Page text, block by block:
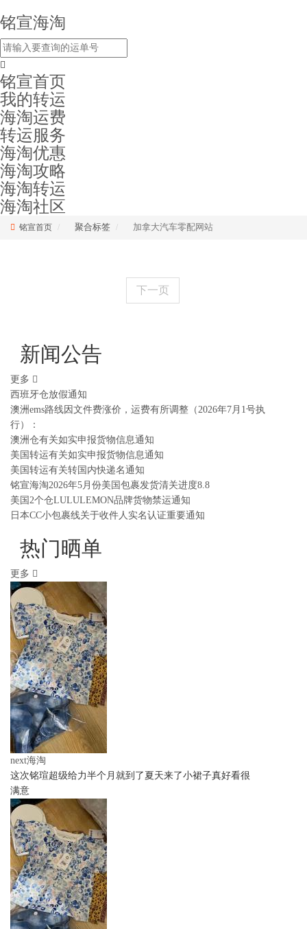
铭宣海淘
铭宣首页
我的转运
海淘运费
转运服务
海淘优惠
海淘攻略
海淘转运
海淘社区
铭宣首页 聚合标签 加拿大汽车零配网站
下一页
新闻公告
更多
西班牙仓放假通知
澳洲ems路线因文件费涨价，运费有所调整（2026年7月1号执
行）：
澳洲仓有关如实申报货物信息通知
美国转运有关如实申报货物信息通知
美国转运有关转国内快递名通知
铭宣海淘2026年5月份美国包裹发货清关进度8.8
美国2个仓LULULEMON品牌货物禁运通知
日本CC小包裹线关于收件人实名认证重要通知
热门晒单
更多
next海淘
这次铭瑄超级给力半个月就到了夏天来了小裙子真好看很
满意